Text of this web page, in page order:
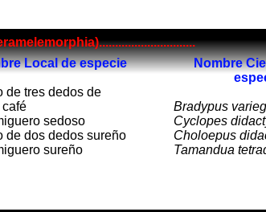
Local de especie
de tres dedos de
sedoso
de dos dedos sureño
sureño
Nombre
Bradypus
Cyclopes
Choloepus
Tamandua